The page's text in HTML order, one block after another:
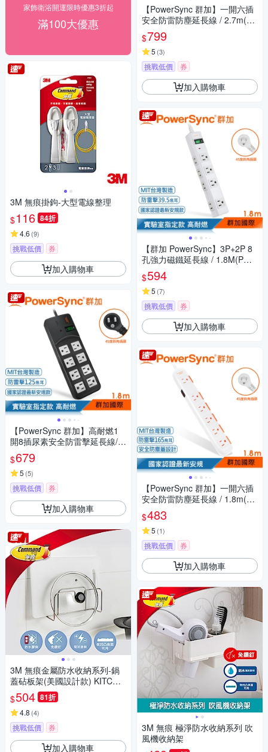
家飾衛浴開運限時優惠3折起
滿100大優惠
3M 無痕掛鉤-大型電線整理
$116 84折
4.6 (9)
挑戰低價 券
加入購物車
【PowerSync 群加】高耐燃1
開8插尿素安全防雷擊延長線/黑
色/1.8m(TPS318TN0018)
$679
5 (5)
挑戰低價 券
加入購物車
3M 無痕金屬防水收納系列-鍋
蓋砧板架(美國設計款) KITCH4
$504 81折
4.8 (4)
挑戰低價 券
加入購物車
【PowerSync 群加】一開六插
安全防雷防塵延長線 / 2.7m(TS
6W9027)
$799
5 (3)
挑戰低價 券
加入購物車
【群加 PowerSync】3P+2P 8
孔強力磁鐵延長線 / 1.8M(PWS
-EAMS1818)
$594
5 (7)
挑戰低價 券
加入購物車
【PowerSync 群加】一開六插
安全防雷防塵延長線 / 1.8m(TS
6W9018)
$483
5 (1)
挑戰低價 券
加入購物車
3M 無痕 極淨防水收納系列 吹
風機收納架